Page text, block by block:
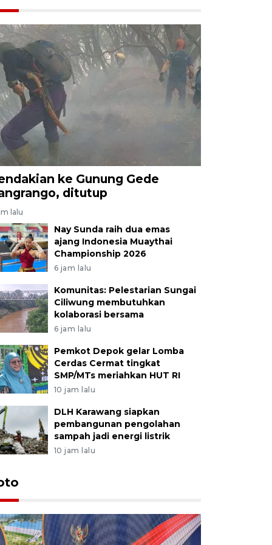
ke Gunung Gede
ditutup
lalu
Nay Sunda raih dua emas
ajang Indonesia Muaythai
Championship 2026
6 jam lalu
Komunitas: Pelestarian Sungai
Ciliwung membutuhkan
kolaborasi bersama
6 jam lalu
Pemkot Depok gelar Lomba
Cerdas Cermat tingkat
SMP/MTs meriahkan HUT RI
10 jam lalu
DLH Karawang siapkan
pembangunan pengolahan
sampah jadi energi listrik
10 jam lalu